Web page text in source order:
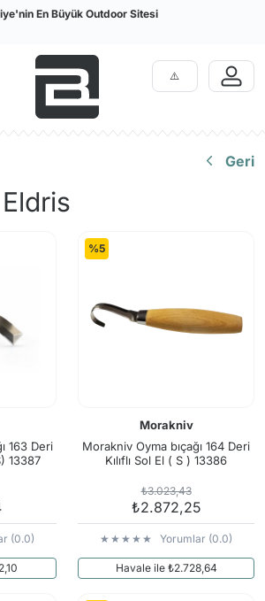
En Büyük Outdoor Sitesi
Geri
163 Deri
13387
(0.0)
%5
Morakniv
Morakniv Oyma bıçağı 164 Deri
Kılıflı Sol El ( S ) 13386
₺3.023,43
₺2.872,25
Yorumlar (0.0)
Havale ile ₺2.728,64